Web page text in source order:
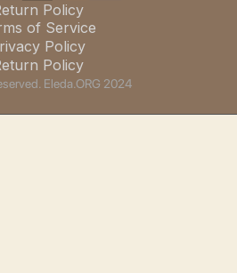
Policy
of Service
Policy
Policy
Eleda.ORG 2024